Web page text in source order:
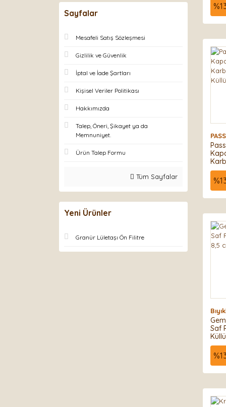
Sayfalar
Mesafeli Satış Sözleşmesi
Gizlilik ve Güvenlik
İptal ve İade Şartları
Kişisel Veriler Politikası
Hakkımızda
Talep, Öneri, Şikayet ya da
Memnuniyet.
Ürün Talep Formu
Tüm Sayfalar
Yeni Ürünler
Granür Lületaşı Ön Filitre
%
%
Saf
%